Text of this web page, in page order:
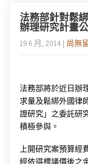
法務部針對鬆
辦理研究計畫
19 6 月, 2014 | 尚無
法務部將於近日辦
求量及鬆綁外國律
證研究」之委託研
積極參與。
上開研究案預算經
經依得標議價後之